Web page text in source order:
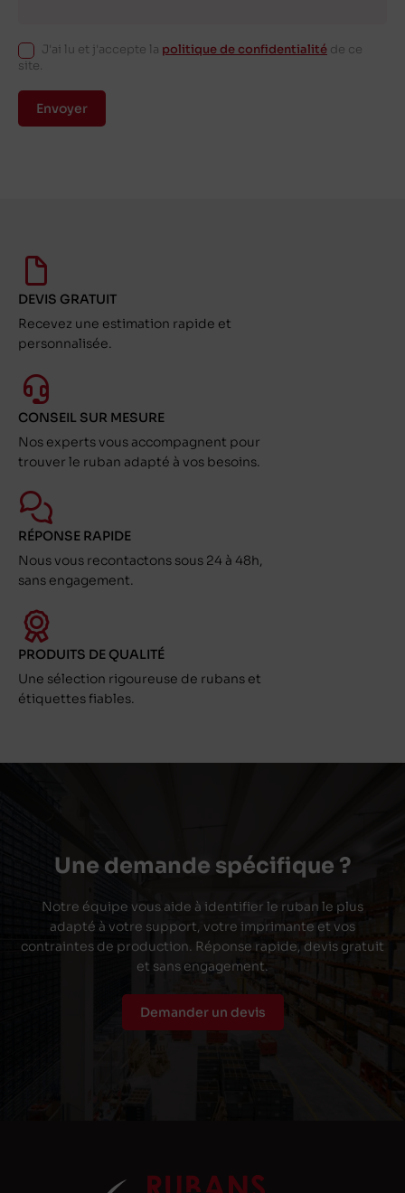
J'ai lu et j'accepte la politique de confidentialité de ce
site.
Envoyer
DEVIS GRATUIT
Recevez une estimation rapide et
personnalisée.
CONSEIL SUR MESURE
Nos experts vous accompagnent pour
trouver le ruban adapté à vos besoins.
RÉPONSE RAPIDE
Nous vous recontactons sous 24 à 48h,
sans engagement.
PRODUITS DE QUALITÉ
Une sélection rigoureuse de rubans et
étiquettes fiables.
Une demande spécifique ?
Notre équipe vous aide à identifier le ruban le plus
adapté à votre support, votre imprimante et vos
contraintes de production. Réponse rapide, devis gratuit
et sans engagement.
Demander un devis